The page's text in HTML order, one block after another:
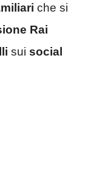
che si
Rai
sui social